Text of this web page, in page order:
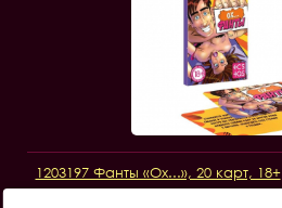
1203197 Фанты «Ох...», 20 карт, 18+